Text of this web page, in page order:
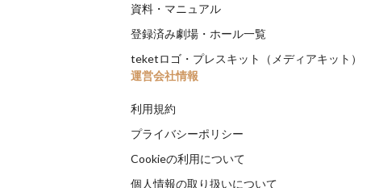
資料・マニュアル
登録済み劇場・ホール一覧
teketロゴ・プレスキット（メディアキット）
運営会社情報
利用規約
プライバシーポリシー
Cookieの利用について
個人情報の取り扱いについて